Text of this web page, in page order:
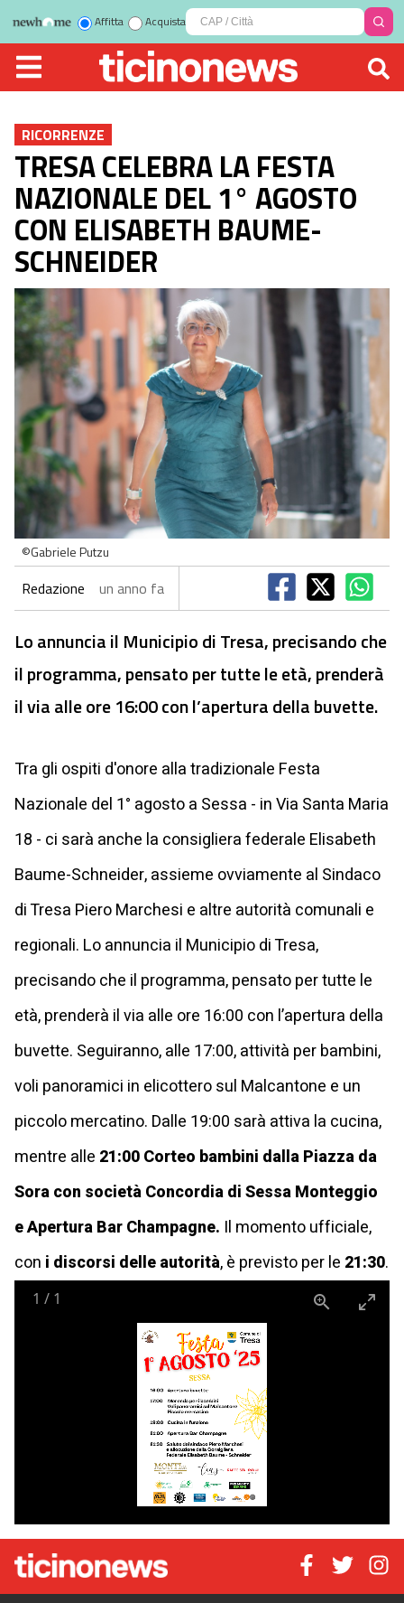
Affitta Acquista
RICORRENZE
TRESA CELEBRA LA FESTA
NAZIONALE DEL 1° AGOSTO
CON ELISABETH BAUME-
SCHNEIDER
©Gabriele Putzu
Redazione un anno fa
Lo annuncia il Municipio di Tresa, precisando che
il programma, pensato per tutte le età, prenderà
il via alle ore 16:00 con l’apertura della buvette.
Tra gli ospiti d'onore alla tradizionale Festa
Nazionale del 1° agosto a Sessa - in Via Santa Maria
18 - ci sarà anche la consigliera federale Elisabeth
Baume-Schneider, assieme ovviamente al Sindaco
di Tresa Piero Marchesi e altre autorità comunali e
regionali. Lo annuncia il Municipio di Tresa,
precisando che il programma, pensato per tutte le
età, prenderà il via alle ore 16:00 con l’apertura della
buvette. Seguiranno, alle 17:00, attività per bambini,
voli panoramici in elicottero sul Malcantone e un
piccolo mercatino. Dalle 19:00 sarà attiva la cucina,
mentre alle 21:00 Corteo bambini dalla Piazza da
Sora con società Concordia di Sessa Monteggio
e Apertura Bar Champagne. Il momento ufficiale,
con i discorsi delle autorità, è previsto per le 21:30.
1 / 1